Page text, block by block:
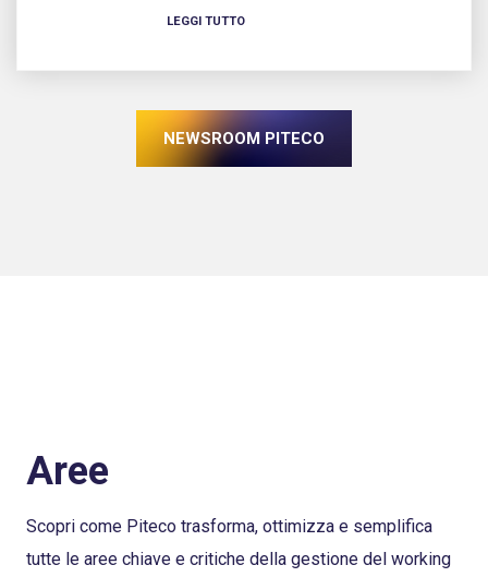
LEGGI TUTTO
NEWSROOM PITECO
Aree
Scopri come Piteco trasforma, ottimizza e semplifica
tutte le aree chiave e critiche della gestione del working